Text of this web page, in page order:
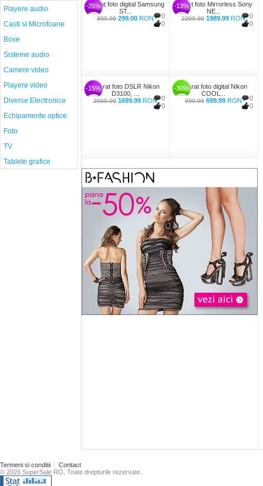
-25%
0
0
Aparat foto digital Samsung
ST...
399.99 299.00 RON
-13%
0
0
Aparat foto Mirrorless Sony
NE...
2299.90 1989.99 RON
-15%
0
0
Aparat foto DSLR Nikon
D3100, ...
2000.00 1699.99 RON
-30%
0
0
Aparat foto digital Nikon
COOL...
999.99 699.99 RON
Playere audio
Casti si Microfoane
Boxe
Sisteme audio
Camere video
Playere video
Diverse Electronice
Echipamente optice
Foto
TV
Tablete grafice
Termeni si conditii
Contact
© 2026 SuperSale RO. Toate drepturile rezervate.